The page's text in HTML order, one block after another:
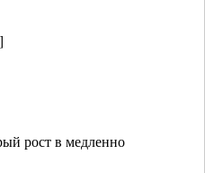
рост в медленно